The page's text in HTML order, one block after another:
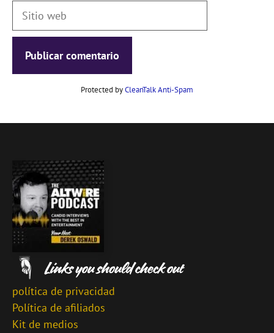
Sitio
Protected byCleanTalk Anti-Spam
política de privacidad
Política de afiliados
Kit de medios